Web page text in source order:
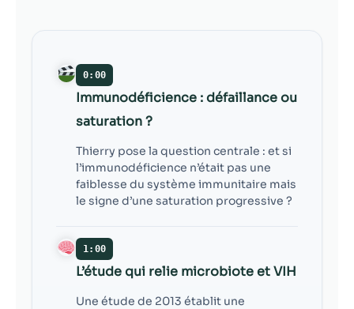
0:00
Immunodéficience : défaillance ou
saturation ?
Thierry pose la question centrale : et si
l’immunodéficience n’était pas une
faiblesse du système immunitaire mais
le signe d’une saturation progressive ?
1:00
L’étude qui relie microbiote et VIH
Une étude de 2013 établit une